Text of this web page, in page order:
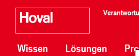
Wissen Lösungen